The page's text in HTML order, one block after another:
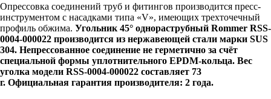
Опрессовка соединений труб и фитингов производится пресс-
инструментом с насадками типа «V», имеющих трехточечный
профиль обжима. Угольник 45° однораструбный Rommer RSS-
0004-000022 производится из нержавеющей стали марки SUS
304. Непрессованное соединение не герметично за счёт
специальной формы уплотнительного EPDM-кольца. Вес
уголка модели RSS-0004-000022 составляет 73
г. Официальная гарантия производителя: 2 года.